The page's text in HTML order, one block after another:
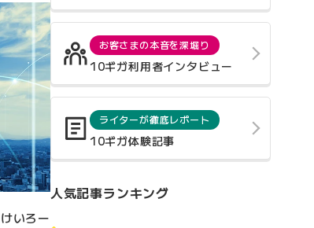
けいろー
お客さまの本音を深堀り
10ギガ利用者インタビュー
ライターが徹底レポート
10ギガ体験記事
人気記事ランキング